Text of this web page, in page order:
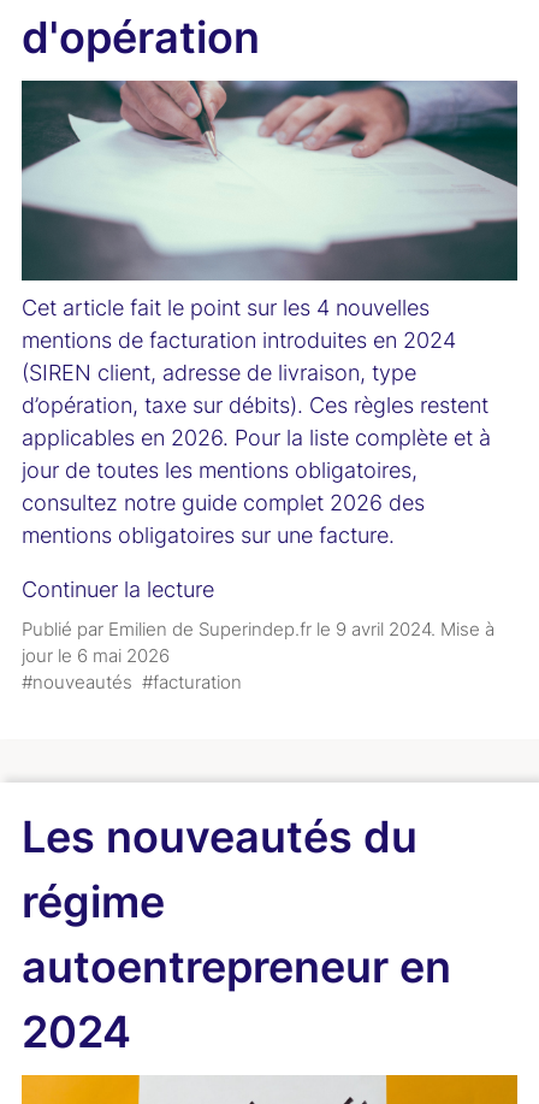
d'opération
Cet article fait le point sur les 4 nouvelles
mentions de facturation introduites en 2024
(SIREN client, adresse de livraison, type
d’opération, taxe sur débits). Ces règles restent
applicables en 2026. Pour la liste complète et à
jour de toutes les mentions obligatoires,
consultez notre guide complet 2026 des
mentions obligatoires sur une facture.
Continuer la lecture
Publié par Emilien de Superindep.fr le 9 avril 2024. Mise à
jour le 6 mai 2026
#nouveautés #facturation
Les nouveautés du
régime
autoentrepreneur en
2024